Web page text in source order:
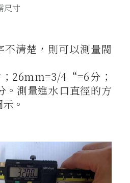
尺寸
不清楚，則可以測量閥
26mm=3/4“=6分；
測量進水口直徑的方
。